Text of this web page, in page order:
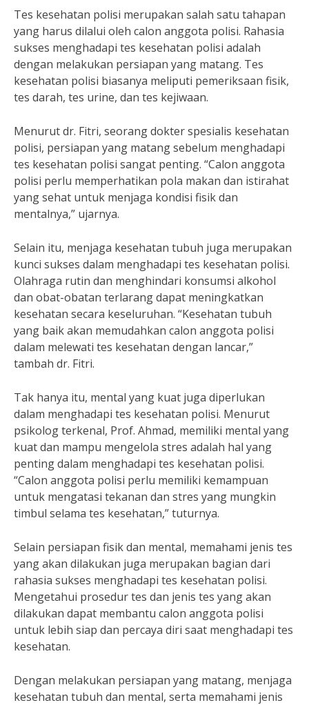
Tes kesehatan polisi merupakan salah satu tahapan
yang harus dilalui oleh calon anggota polisi. Rahasia
sukses menghadapi tes kesehatan polisi adalah
dengan melakukan persiapan yang matang. Tes
kesehatan polisi biasanya meliputi pemeriksaan fisik,
tes darah, tes urine, dan tes kejiwaan.
Menurut dr. Fitri, seorang dokter spesialis kesehatan
polisi, persiapan yang matang sebelum menghadapi
tes kesehatan polisi sangat penting. “Calon anggota
polisi perlu memperhatikan pola makan dan istirahat
yang sehat untuk menjaga kondisi fisik dan
mentalnya,” ujarnya.
Selain itu, menjaga kesehatan tubuh juga merupakan
kunci sukses dalam menghadapi tes kesehatan polisi.
Olahraga rutin dan menghindari konsumsi alkohol
dan obat-obatan terlarang dapat meningkatkan
kesehatan secara keseluruhan. “Kesehatan tubuh
yang baik akan memudahkan calon anggota polisi
dalam melewati tes kesehatan dengan lancar,”
tambah dr. Fitri.
Tak hanya itu, mental yang kuat juga diperlukan
dalam menghadapi tes kesehatan polisi. Menurut
psikolog terkenal, Prof. Ahmad, memiliki mental yang
kuat dan mampu mengelola stres adalah hal yang
penting dalam menghadapi tes kesehatan polisi.
“Calon anggota polisi perlu memiliki kemampuan
untuk mengatasi tekanan dan stres yang mungkin
timbul selama tes kesehatan,” tuturnya.
Selain persiapan fisik dan mental, memahami jenis tes
yang akan dilakukan juga merupakan bagian dari
rahasia sukses menghadapi tes kesehatan polisi.
Mengetahui prosedur tes dan jenis tes yang akan
dilakukan dapat membantu calon anggota polisi
untuk lebih siap dan percaya diri saat menghadapi tes
kesehatan.
Dengan melakukan persiapan yang matang, menjaga
kesehatan tubuh dan mental, serta memahami jenis